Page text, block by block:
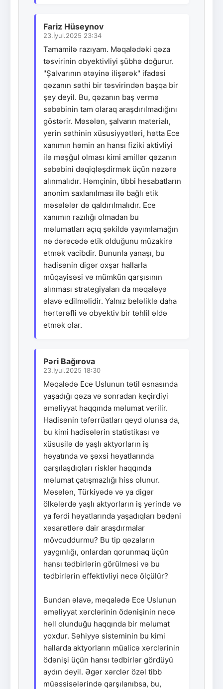
Fariz Hüseynov
23.İyul.2025 23:34
Tamamilə razıyam. Məqalədəki qəza
təsvirinin obyektivliyi şübhə doğurur.
"Şalvarının ətəyinə ilişərək" ifadəsi
qəzanın səthi bir təsvirindən başqa bir
şey deyil. Bu, qəzanın baş vermə
səbəbinin tam olaraq araşdırılmadığını
göstərir. Məsələn, şalvarın materialı,
yerin səthinin xüsusiyyətləri, hətta Ece
xanımın həmin an hansı fiziki aktivliyi
ilə məşğul olması kimi amillər qəzanın
səbəbini dəqiqləşdirmək üçün nəzərə
alınmalıdır. Həmçinin, tibbi hesabatların
anonim saxlanılması ilə bağlı etik
məsələlər də qaldırılmalıdır. Ece
xanımın razılığı olmadan bu
məlumatları açıq şəkildə yayımlamağın
nə dərəcədə etik olduğunu müzakirə
etmək vacibdir. Bununla yanaşı, bu
hadisənin digər oxşar hallarla
müqayisəsi və mümkün qarşısının
alınması strategiyaları da məqaləyə
əlavə edilməlidir. Yalnız beləliklə daha
hərtərəfli və obyektiv bir təhlil əldə
etmək olar.
Pəri Bağırova
23.İyul.2025 18:30
Məqalədə Ece Uslunun tətil əsnasında
yaşadığı qəza və sonradan keçirdiyi
əməliyyat haqqında məlumat verilir.
Hadisənin təfərrüatları qeyd olunsa da,
bu kimi hadisələrin statistikası və
xüsusilə də yaşlı aktyorların iş
həyatında və şəxsi həyatlarında
qarşılaşdıqları risklər haqqında
məlumat çatışmazlığı hiss olunur.
Məsələn, Türkiyədə və ya digər
ölkələrdə yaşlı aktyorların iş yerində və
ya fərdi həyatlarında yaşadıqları bədəni
xəsarətlərə dair araşdırmalar
mövcuddurmu? Bu tip qəzaların
yaygınlığı, onlardan qorunmaq üçün
hansı tədbirlərin görülməsi və bu
tədbirlərin effektivliyi necə ölçülür?
Bundan əlavə, məqalədə Ece Uslunun
əməliyyat xərclərinin ödənişinin necə
həll olunduğu haqqında bir məlumat
yoxdur. Səhiyyə sisteminin bu kimi
hallarda aktyorların müalicə xərclərinin
ödənişi üçün hansı tədbirlər gördüyü
aydın deyil. Əgər xərclər özəl tibb
müəssisələrində qarşılanıbsa, bu,